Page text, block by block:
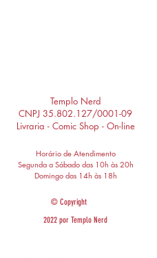
Templo Nerd
CNPJ 35.802.127/0001-09
Livraria - Comic Shop - On-line
Horário de Atendimento
Segunda a Sábado das 10h às 20h
Domingo das 14h às 18h
2022 por Templo Nerd
© Copyright